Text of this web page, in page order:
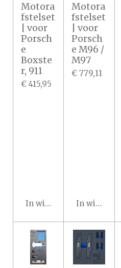
Motora
fstelset
| voor
Porsch
e
Boxste
r, 911
€ 415,95
In winkelwagen
Motora
fstelset
| voor
Porsch
e M96 /
M97
€ 779,11
In